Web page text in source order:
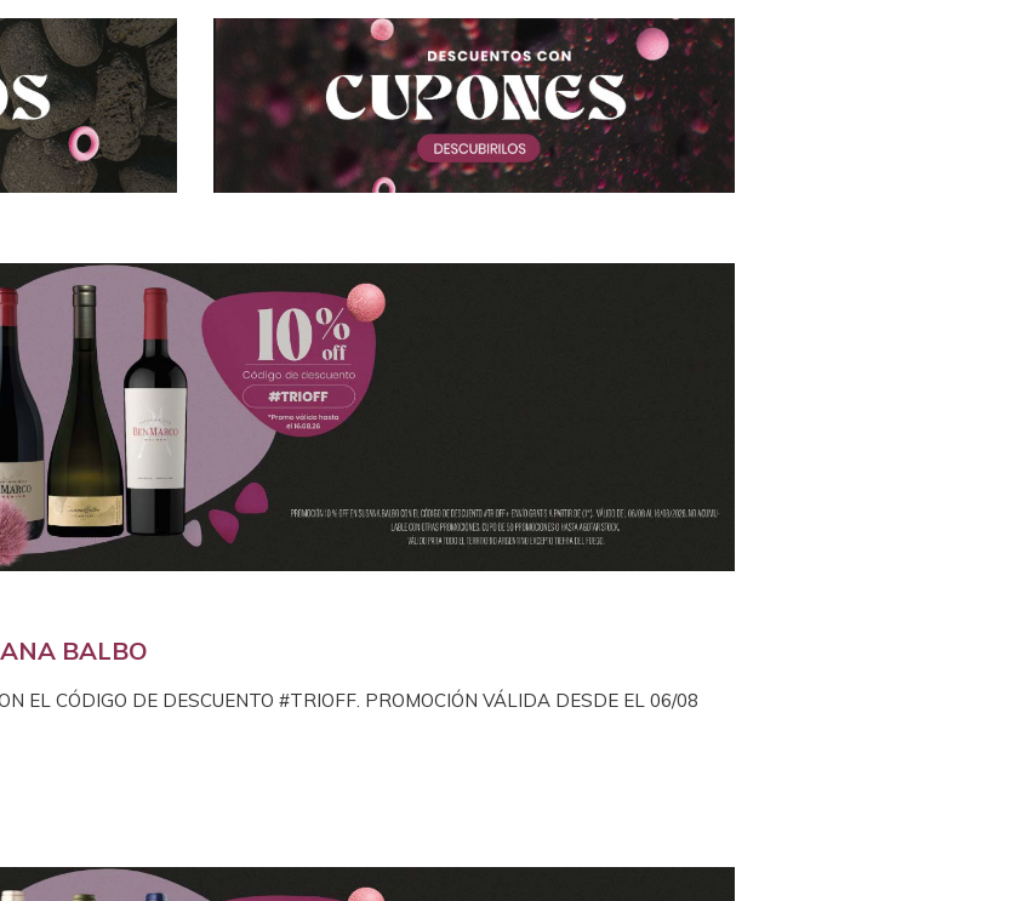
BALBO
EL CÓDIGO DE DESCUENTO #TRIOFF. PROMOCIÓN VÁLIDA DESDE EL 06/08